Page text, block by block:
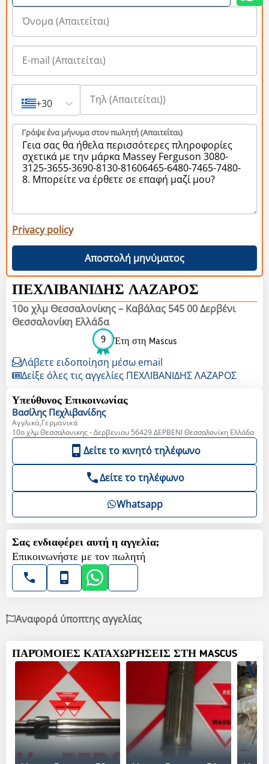
+30
Γράψε ένα μήνυμα στον πωλητή (Aπαιτείται)
Privacy policy
Αποστολή μηνύματος
ΠΕΧΛΙΒΑΝΙΔΗΣ ΛΑΖΑΡΟΣ
10ο χλμ Θεσσαλονίκης – Καβάλας 545 00 Δερβένι
Θεσσαλονίκη Ελλάδα
9 Έτη στη Mascus
Λάβετε ειδοποίηση μέσω email
Δείξε όλες τις αγγελίες ΠΕΧΛΙΒΑΝΙΔΗΣ ΛΑΖΑΡΟΣ
Υπεύθυνος Επικοινωνίας
Βασίλης Πεχλιβανίδης
Αγγλικά,Γερμανικά
10o χλμ Θεσσαλονικης - Δερβενιου 56429 ΔΕΡΒΕΝΙ Θεσσαλονίκη Ελλάδα
Δείτε το κινητό τηλέφωνο
Δείτε το τηλέφωνο
Whatsapp
Σας ενδιαφέρει αυτή η αγγελία;
Επικοινωνήστε με τον πωλητή
Αναφορά ύποπτης αγγελίας
ΠΑΡΌΜΟΙΕΣ ΚΑΤΑΧΩΡΉΣΕΙΣ ΣΤΗ MASCUS